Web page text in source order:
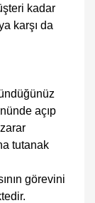
kadar
karşı da
açıp
tutanak
görevini